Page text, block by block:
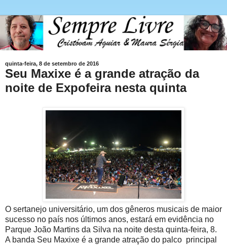
quinta-feira, 8 de setembro de 2016
Seu Maxixe é a grande atração da
noite de Expofeira nesta quinta
O sertanejo universitário, um dos gêneros musicais de maior
sucesso no país nos últimos anos, estará em evidência no
Parque João Martins da Silva na noite desta quinta-feira, 8.
A banda Seu Maxixe é a grande atração do palco principal